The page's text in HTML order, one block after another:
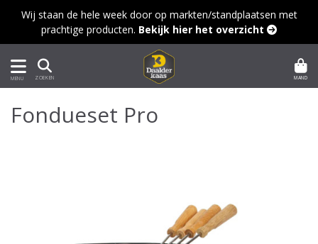
Wij staan de hele week door op markten/standplaatsen met
prachtige producten. Bekijk hier het overzicht 
MENU ZOEKEN MAND
Fondueset Pro